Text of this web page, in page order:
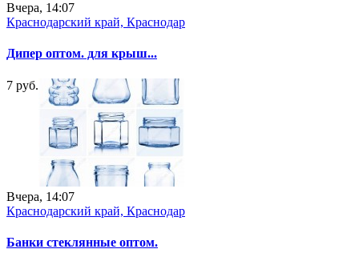
Вчера, 14:07
Краснодарский край, Краснодар
Дипер оптом. для крыш...
7 руб.
Вчера, 14:07
Краснодарский край, Краснодар
Банки стеклянные оптом.